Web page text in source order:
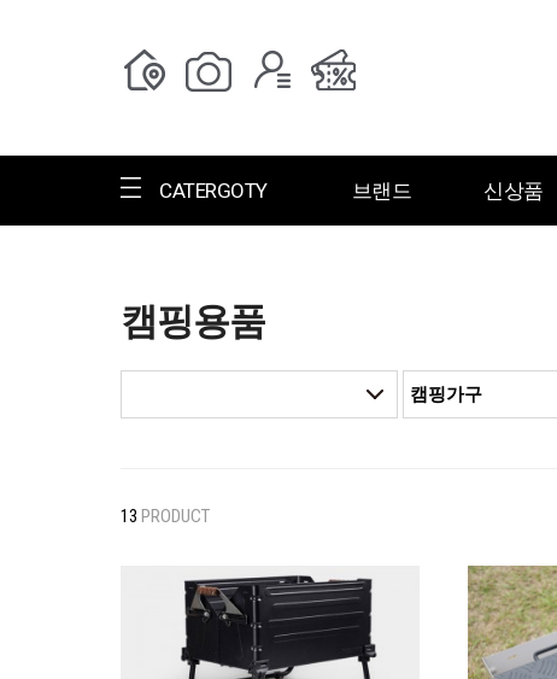
CATERGOTY 브랜드 신상품
전체브랜드
ㄱ
캠핑용품
13 PRODUCT